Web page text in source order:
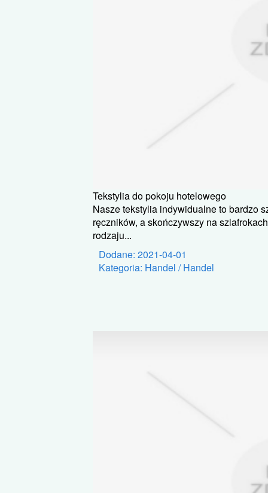
Tekstylia do pokoju hotelowego
Nasze tekstylia indywidualne to bardzo
ręczników, a skończywszy na
rodzaju...
Dodane: 2021-04-01
Kategoria: Handel / Handel